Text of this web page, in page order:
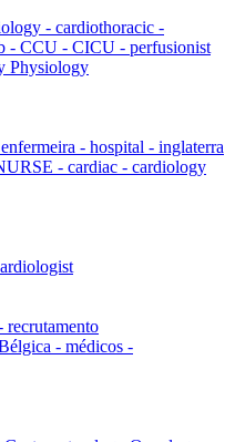
- cardiothoracic -
- CCU - CICU - perfusionist
Physiology
- hospital - inglaterra
- cardiac - cardiology
recrutamento
- médicos -